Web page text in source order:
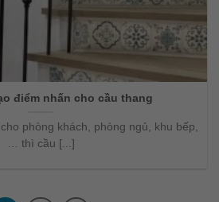
điểm nhấn cho cầu thang
phòng khách, phòng ngủ, khu bếp,
… thì cầu [...]